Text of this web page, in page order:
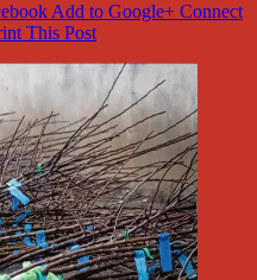
Add to Google+ Connect
This Post